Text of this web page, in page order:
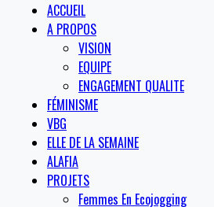
ACCUEIL
A PROPOS
VISION
EQUIPE
ENGAGEMENT QUALITE
FÉMINISME
VBG
ELLE DE LA SEMAINE
ALAFIA
PROJETS
Femmes En Ecojogging